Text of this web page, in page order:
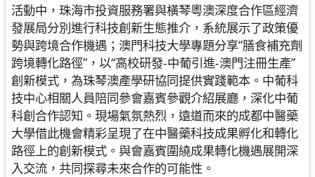
活動中，珠海市投資服務署與橫琴粵澳深度合作區經濟
發展局分別進行科技創新生態推介，系統展示了政策優
勢與跨境合作機遇；澳門科技大學專題分享“膳食補充劑
跨境轉化路徑”，以“高校研發-中葡引進-澳門注冊生產”
創新模式，為珠琴澳產學研協同提供實踐範本。中葡科
技中心相關人員陪同參會嘉賓參觀介紹展廳，深化中葡
科創合作認知。現場氣氛熱烈，遠道而來的成都中醫藥
大學借此機會精彩呈現了在中醫藥科技成果孵化和轉化
路徑上的創新模式。與會嘉賓圍繞成果轉化機遇展開深
入交流，共同探尋未來合作的可能性。